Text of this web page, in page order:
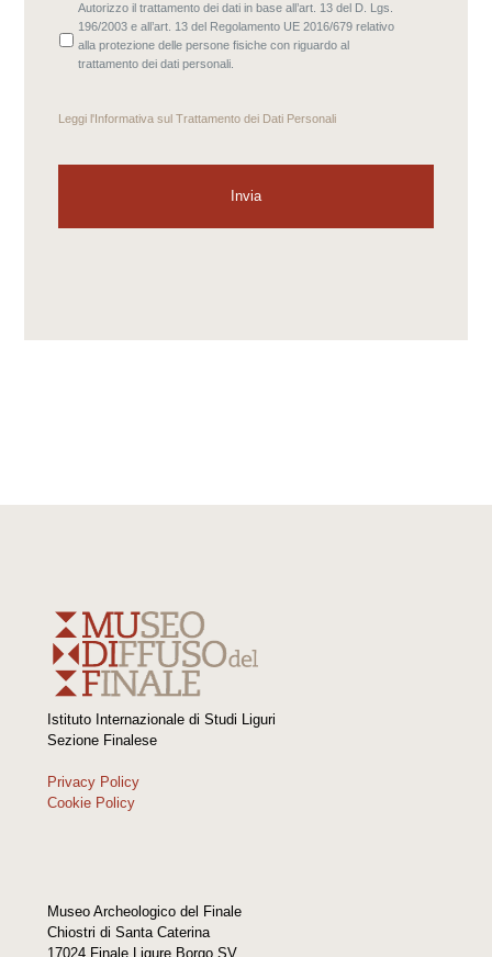
Autorizzo il trattamento dei dati in base all’art. 13 del D. Lgs.
196/2003 e all’art. 13 del Regolamento UE 2016/679 relativo
alla protezione delle persone fisiche con riguardo al
trattamento dei dati personali.
Leggi l'Informativa sul Trattamento dei Dati Personali
Istituto Internazionale di Studi Liguri
Sezione Finalese
Privacy Policy
Cookie Policy
Museo Archeologico del Finale
Chiostri di Santa Caterina
17024 Finale Ligure Borgo SV